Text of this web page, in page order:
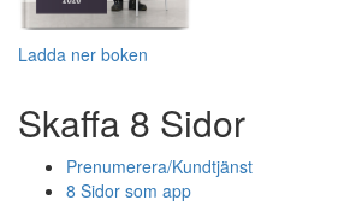
Ladda ner boken
Skaffa 8 Sidor
Prenumerera/Kundtjänst
8 Sidor som app